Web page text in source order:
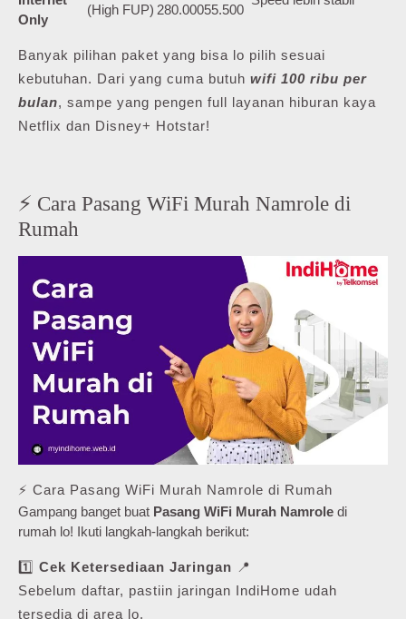
Only
(High FUP) 280.00055.500
Banyak pilihan paket yang bisa lo pilih sesuai
kebutuhan. Dari yang cuma butuh wifi 100 ribu per
bulan, sampe yang pengen full layanan hiburan kaya
Netflix dan Disney+ Hotstar!
⚡ Cara Pasang WiFi Murah Namrole di
Rumah
⚡ Cara Pasang WiFi Murah Namrole di Rumah
Gampang banget buat Pasang WiFi Murah Namrole di
rumah lo! Ikuti langkah-langkah berikut:
1️⃣ Cek Ketersediaan Jaringan 📍
Sebelum daftar, pastiin jaringan IndiHome udah
tersedia di area lo.